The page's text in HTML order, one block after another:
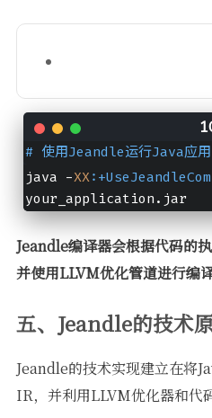
# 使用Jeandle运行Java应用
java -XX
your_application.jar
Jeandle编译器会根据代码的
并使用LLVM优化管道进行编译
五、Jeandle的技术
Jeandle的技术实现建立在将
IR，并利用LLVM优化器和代